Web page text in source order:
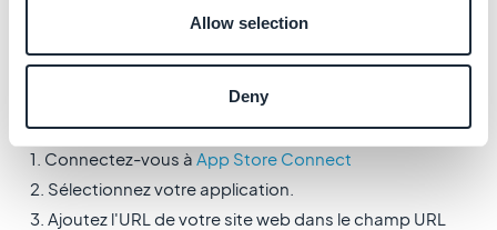
Allow selection
Deny
Pour l'App Store d'Apple:
Mode solo:
1. Connectez-vous à App Store Connect
2. Sélectionnez votre application.
3. Ajoutez l'URL de votre site web dans le champ URL